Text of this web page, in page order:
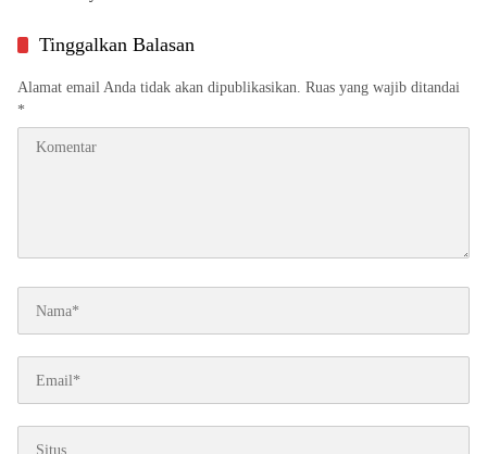
Tinggalkan Balasan
Alamat email Anda tidak akan dipublikasikan. Ruas yang wajib ditandai
*